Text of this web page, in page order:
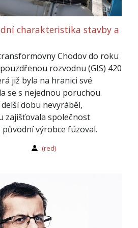
charakteristika stavby a
transformovny Chodov do roku
rozvodnu (GIS) 420
již byla na hranici své
se s nejednou poruchou.
dobu nevyráběl,
zajišťovala společnost
výrobce fúzoval.
(red)